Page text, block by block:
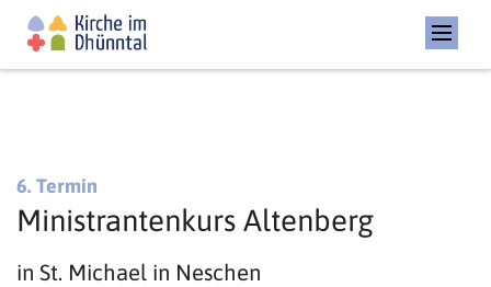
6. Termin
Ministrantenkurs Altenberg
in St. Michael in Neschen